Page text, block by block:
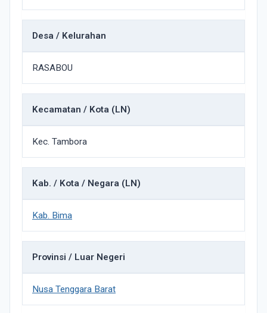
Desa / Kelurahan
RASABOU
Kecamatan / Kota (LN)
Kec. Tambora
Kab. / Kota / Negara (LN)
Kab. Bima
Provinsi / Luar Negeri
Nusa Tenggara Barat